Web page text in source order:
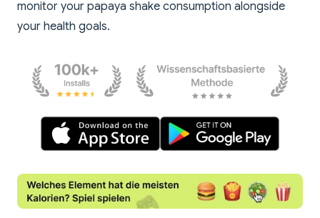
monitor your papaya shake consumption alongside
your health goals.